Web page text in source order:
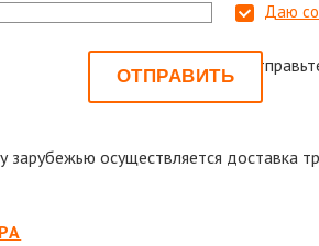
Даю
Или
осуществляется доставка